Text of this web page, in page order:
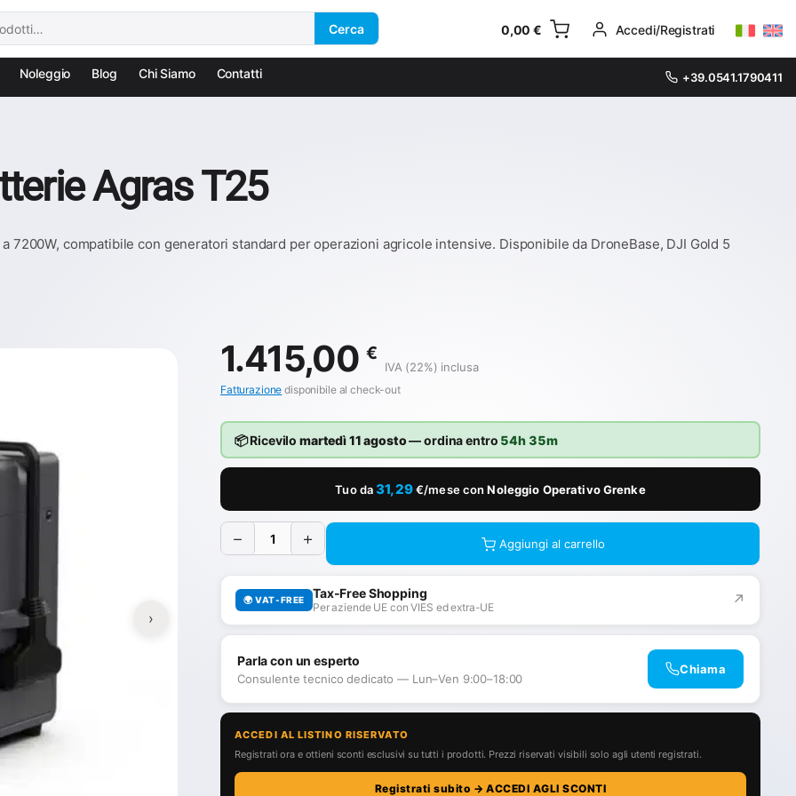
Cerca 0,00€ Accedi/Registrati
Noleggio Blog Chi Siamo Contatti +39.0541.1790411
Agras T25
7200W, compatibile con generatori standard per operazioni agricole intensive. Disponibile da DroneBase, DJI Gold 5
›
1.415,00 €
IVA (22%) inclusa
Fatturazione disponibile al check-out
📦 Ricevilo martedì 11 agosto— ordina entro 54h 35m
Tuo da31,29€/mese conNoleggio Operativo Grenke
− + Aggiungi al carrello
🌍 VAT-FREE Tax-Free Shopping
Per aziende UE con VIES ed extra-UE ↗
Parla con un esperto
Consulente tecnico dedicato — Lun–Ven 9:00–18:00
Chiama
ACCEDI AL LISTINO RISERVATO
Registrati ora e ottieni sconti esclusivi su tutti i prodotti. Prezzi riservati visibili solo agli utenti registrati.
Registrati subito → ACCEDI AGLI SCONTI